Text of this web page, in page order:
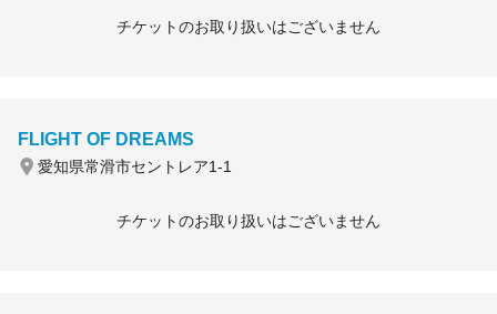
チケットのお取り扱いはございません
FLIGHT OF DREAMS
愛知県常滑市セントレア1-1
チケットのお取り扱いはございません